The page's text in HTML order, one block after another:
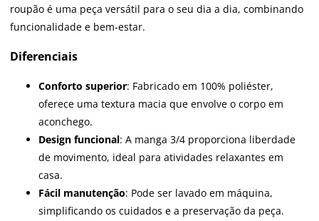
roupão é uma peça versátil para o seu dia a dia, combinando
funcionalidade e bem-estar.
Diferenciais
Conforto superior: Fabricado em 100% poliéster,
oferece uma textura macia que envolve o corpo em
aconchego.
Design funcional: A manga 3/4 proporciona liberdade
de movimento, ideal para atividades relaxantes em
casa.
Fácil manutenção: Pode ser lavado em máquina,
simplificando os cuidados e a preservação da peça.